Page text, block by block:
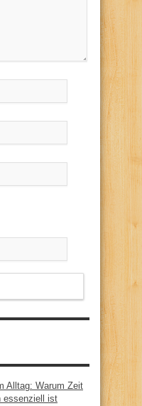
Alltag: Warum Zeit
essenziell ist